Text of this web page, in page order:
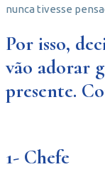
nunca tivesse
Por isso,
vão adorar
presente.
1- Chefe